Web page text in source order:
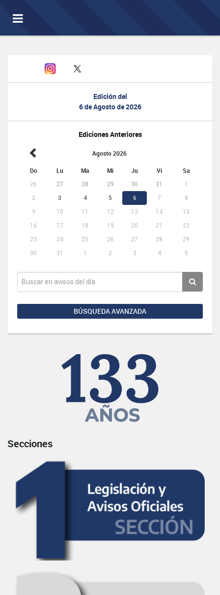
Toggle
navigation
Edición del
6 de Agosto de 2026
Ediciones Anteriores
Agosto 2026
Do Lu Ma Mi Ju Vi Sa
26 27 28 29 30 31
1
2
3 4 5 6 7
8
9
10 11 12 13 14
15
16
17 18 19 20 21
22
23
24 25 26 27 28
29
30
31 1 2 3 4 5
BÚSQUEDA AVANZADA
Secciones